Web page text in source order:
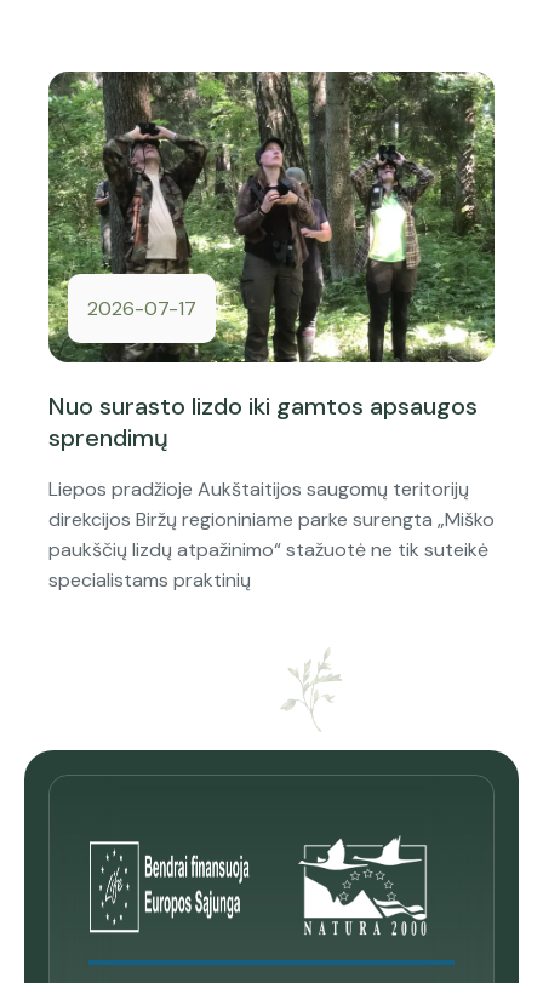
2026-07-17
Nuo surasto lizdo iki gamtos apsaugos
sprendimų
Liepos pradžioje Aukštaitijos saugomų teritorijų
direkcijos Biržų regioniniame parke surengta „Miško
paukščių lizdų atpažinimo“ stažuotė ne tik suteikė
specialistams praktinių